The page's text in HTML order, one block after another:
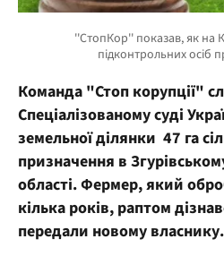
Команда "Стоп корупції"
Спеціалізованому суді
земельної ділянки 47 га
призначення в
області. Фермер, який
кілька років, раптом
передали новому власнику.